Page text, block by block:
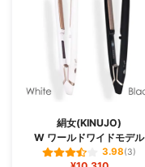
絹女(KINUJO)
W ワールドワイドモデル
3.98(3)